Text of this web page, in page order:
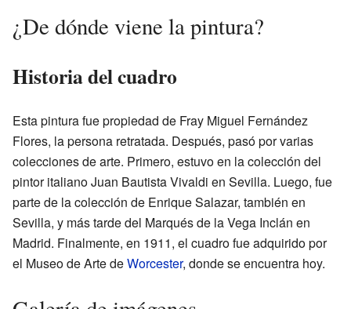
¿De dónde viene la pintura?
Historia del cuadro
Esta pintura fue propiedad de Fray Miguel Fernández
Flores, la persona retratada. Después, pasó por varias
colecciones de arte. Primero, estuvo en la colección del
pintor italiano Juan Bautista Vivaldi en Sevilla. Luego, fue
parte de la colección de Enrique Salazar, también en
Sevilla, y más tarde del Marqués de la Vega Inclán en
Madrid. Finalmente, en 1911, el cuadro fue adquirido por
el Museo de Arte deWorcester, donde se encuentra hoy.